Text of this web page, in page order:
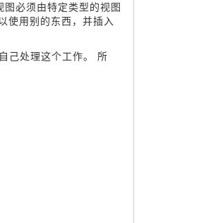
必须由特定类型的视图
使用别的东西，并插入
己处理这个工作。 所